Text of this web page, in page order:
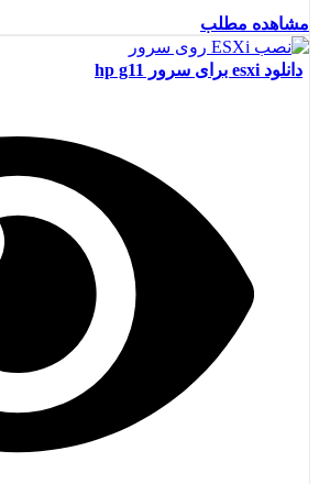
مشاهده مطلب
دانلود esxi برای سرور hp g11